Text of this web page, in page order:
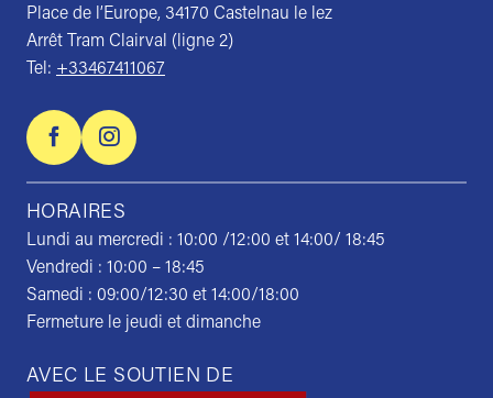
Place de l’Europe, 34170 Castelnau le lez
Arrêt Tram Clairval (ligne 2)
Tel: +33467411067
HORAIRES
Lundi au mercredi : 10:00 /12:00 et 14:00/ 18:45
Vendredi : 10:00 – 18:45
Samedi : 09:00/12:30 et 14:00/18:00
Fermeture le jeudi et dimanche
AVEC LE SOUTIEN DE